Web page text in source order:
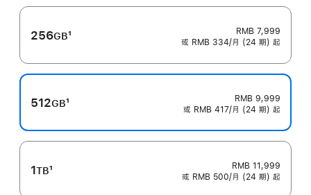
256GB
注
1
RMB 7,999
或 RMB 334/月 (24 期) 起
512GB
注
1
RMB 9,999
或 RMB 417/月 (24 期) 起
1TB1
RMB 11,999
或 RMB 500/月 (24 期) 起